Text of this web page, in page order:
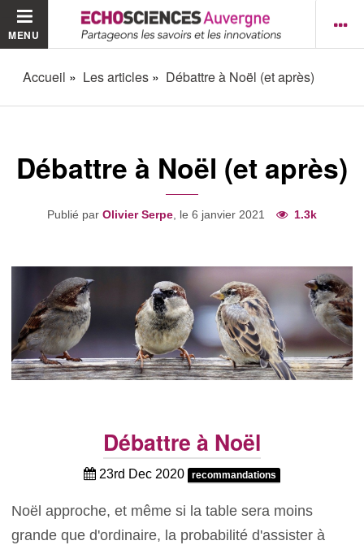
MENU
Accueil Les articles Débattre à Noël (et après)
Débattre à Noël (et après)
Publié par Olivier Serpe , le 6 janvier 2021 1.3k
Débattre à Noël
23rd Dec 2020 recommandations
Noël approche, et même si la table sera moins
grande que d'ordinaire, la probabilité d'assister à